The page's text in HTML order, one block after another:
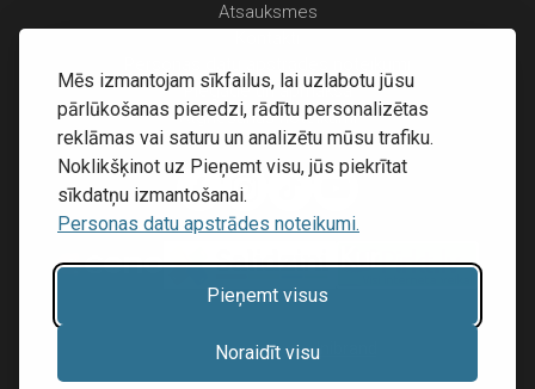
Mēs izmantojam sīkfailus, lai uzlabotu jūsu
pārlūkošanas pieredzi, rādītu personalizētas
reklāmas vai saturu un analizētu mūsu trafiku.
Noklikšķinot uz Pieņemt visu, jūs piekrītat
sīkdatņu izmantošanai.
Personas datu apstrādes noteikumi.
Pieņemt visus
Noraidīt visu
Atsauksmes
Piegāde un apmaksa
Atgriešanas noteikumi
Mājas lapu izstrāde:Inibrand